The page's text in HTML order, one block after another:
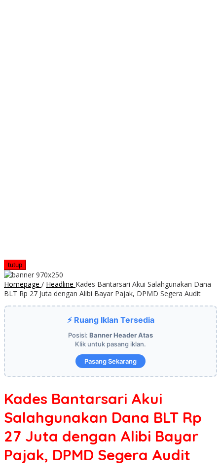
tutup
Homepage / Headline Kades Bantarsari Akui Salahgunakan Dana
BLT Rp 27 Juta dengan Alibi Bayar Pajak, DPMD Segera Audit
⚡ Ruang Iklan Tersedia
Posisi: Banner Header Atas
Klik untuk pasang iklan.
Pasang Sekarang
Kades Bantarsari Akui
Salahgunakan Dana BLT Rp
27 Juta dengan Alibi Bayar
Pajak, DPMD Segera Audit